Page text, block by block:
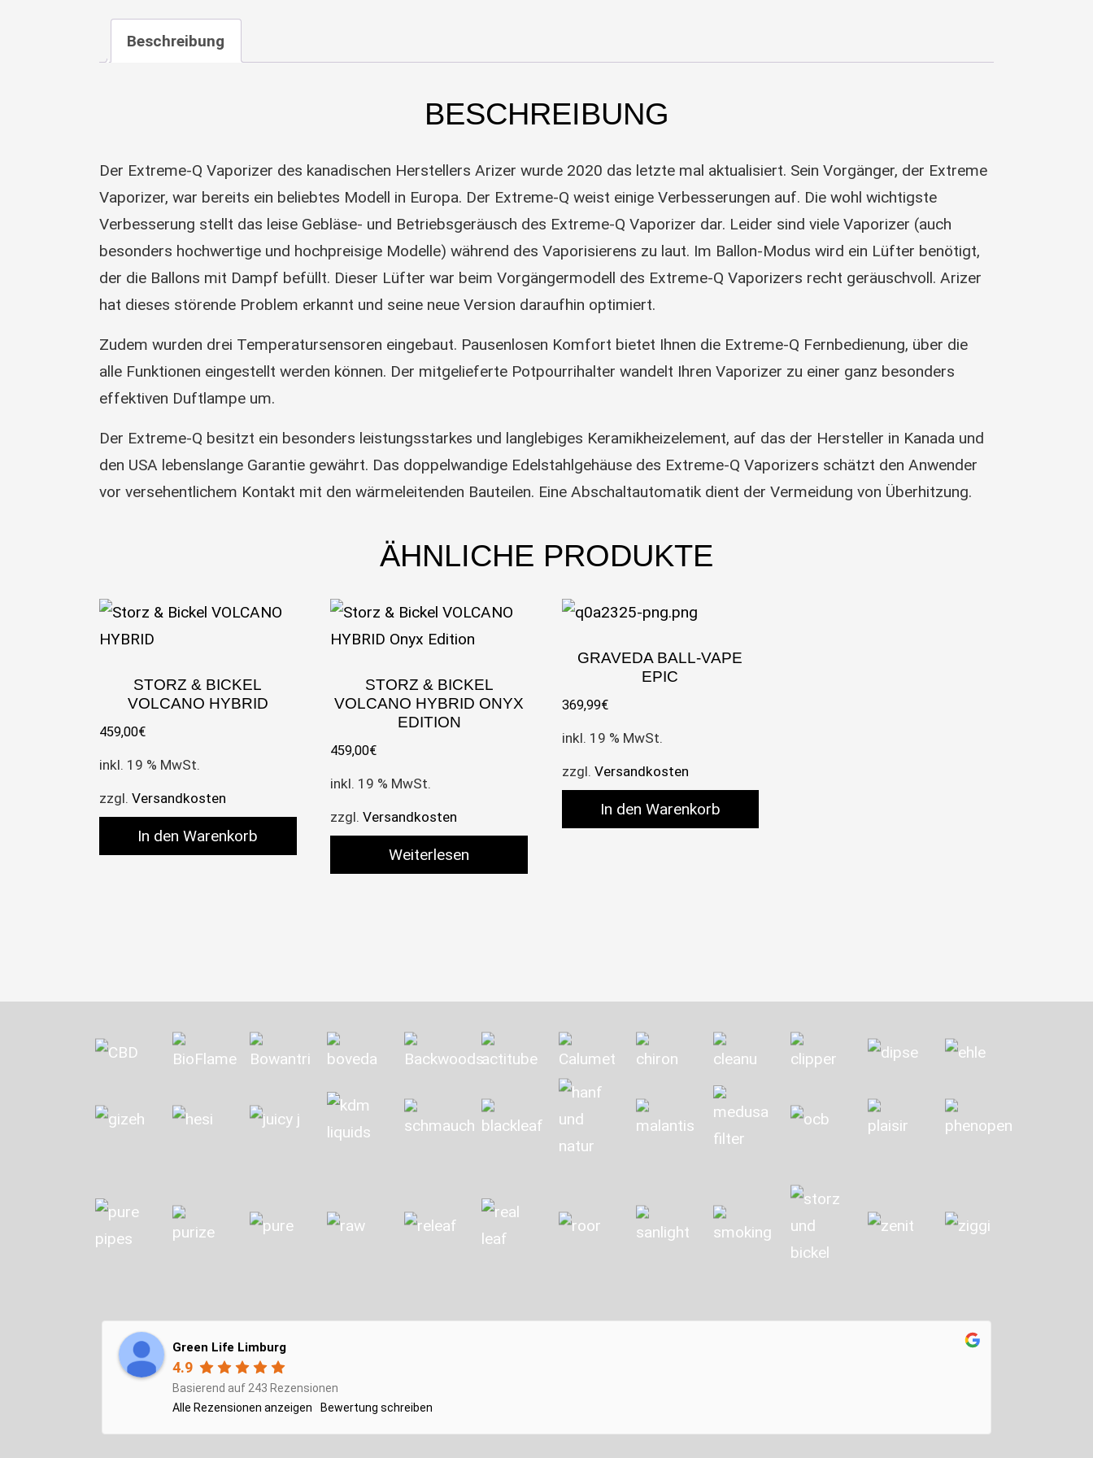
Beschreibung
BESCHREIBUNG
Der Extreme-Q Vaporizer des kanadischen Herstellers Arizer wurde 2020 das letzte mal aktualisiert. Sein Vorgänger, der Extreme
Vaporizer, war bereits ein beliebtes Modell in Europa. Der Extreme-Q weist einige Verbesserungen auf. Die wohl wichtigste
Verbesserung stellt das leise Gebläse- und Betriebsgeräusch des Extreme-Q Vaporizer dar. Leider sind viele Vaporizer (auch
besonders hochwertige und hochpreisige Modelle) während des Vaporisierens zu laut. Im Ballon-Modus wird ein Lüfter benötigt,
der die Ballons mit Dampf befüllt. Dieser Lüfter war beim Vorgängermodell des Extreme-Q Vaporizers recht geräuschvoll. Arizer
hat dieses störende Problem erkannt und seine neue Version daraufhin optimiert.
Zudem wurden drei Temperatursensoren eingebaut. Pausenlosen Komfort bietet Ihnen die Extreme-Q Fernbedienung, über die
alle Funktionen eingestellt werden können. Der mitgelieferte Potpourrihalter wandelt Ihren Vaporizer zu einer ganz besonders
effektiven Duftlampe um.
Der Extreme-Q besitzt ein besonders leistungsstarkes und langlebiges Keramikheizelement, auf das der Hersteller in Kanada und
den USA lebenslange Garantie gewährt. Das doppelwandige Edelstahlgehäuse des Extreme-Q Vaporizers schätzt den Anwender
vor versehentlichem Kontakt mit den wärmeleitenden Bauteilen. Eine Abschaltautomatik dient der Vermeidung von Überhitzung.
ÄHNLICHE PRODUKTE
STORZ & BICKEL
VOLCANO HYBRID
459,00€
inkl. 19 % MwSt.
zzgl. Versandkosten
In den Warenkorb
STORZ & BICKEL
VOLCANO HYBRID ONYX
EDITION
459,00€
inkl. 19 % MwSt.
zzgl.Versandkosten
Weiterlesen
GRAVEDA BALL-VAPE
EPIC
369,99€
inkl. 19 % MwSt.
zzgl. Versandkosten
In den Warenkorb
Green Life Limburg
4.9
Basierend auf 243 Rezensionen
Alle Rezensionen anzeigen
Bewertung schreiben